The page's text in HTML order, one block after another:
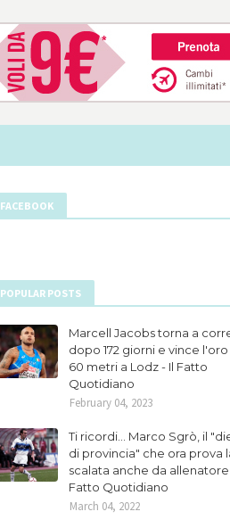
FACEBOOK
POPULAR POSTS
Marcell Jacobs torna a
dopo 172 giorni e vince
60 metri a Lodz - Il Fatto
Quotidiano
February 04, 2023
Ti ricordi... Marco Sgrò, il
di provincia" che ora prova
scalata anche da allenatore
Fatto Quotidiano
March 04, 2022